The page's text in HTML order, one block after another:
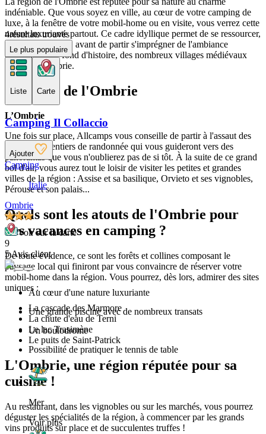
indéniable. Que vous soyez en ville, au cœur de votre camping de
luxe, à la fenêtre de votre mobil-home ou en visite, vous verrez cette
nature luxuriante partout. Ce cadre idyllique permet de se ressourcer,
seul ou en famille, avant de partir s'imprégner de l'ambiance
conviviale, sur fond d'histoire, des nombreux villages médiévaux
peuplant l'Ombrie.
À propos de l'Ombrie
L’Ombrie
Une fois sur place, Allcamps vous conseille de partir à l'assaut des
plus beaux sentiers de randonnée qui vous guideront vers des
panoramas que vous n'oublierez pas de si tôt. À la suite de ce grand
bol d'air, vous aurez tout le loisir de visiter les petites et grandes
villes de la région : Assise et sa basilique, Orvieto et ses vignobles,
Pérouse et son palais...
Quels sont les atouts de l'Ombrie pour
des vacances en camping ?
De toute évidence, ce sont les forêts et collines composant le
paysage local qui finiront par vous convaincre de réserver votre
mobil-home dans la région. Vous pourrez, dès lors, admirer des sites
uniques :
La cascade des Marmore
La chute d'eau de Terni
Le lac Trasimène
Le puits de Saint-Patrick
L'Ombrie, une région réputée pour sa
cuisine !
Au restaurant, dans les vignobles ou sur les marchés, vous pourrez
déguster les spécialités de la région, à commencer par les grands
vins produits sur place et de succulentes truffes !
4résultats trouvés
Le plus populaire
Liste Carte
Camping Il Collaccio
Ajouter
Camping
Italie
Ombrie
Voir sur la carte
9
5 Avis client
Au cœur d'une nature luxuriante
Une grande piscine avec de nombreux transats
Un boulodrome
Possibilité de pratiquer le tennis de table
Mer
Voir plus